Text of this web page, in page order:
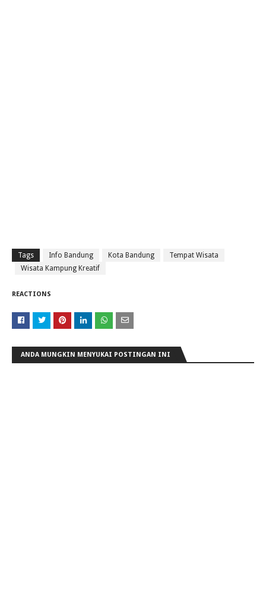
Tags Info Bandung Kota Bandung
Tempat Wisata
Wisata Kampung Kreatif
REACTIONS
ANDA MUNGKIN MENYUKAI POSTINGAN INI